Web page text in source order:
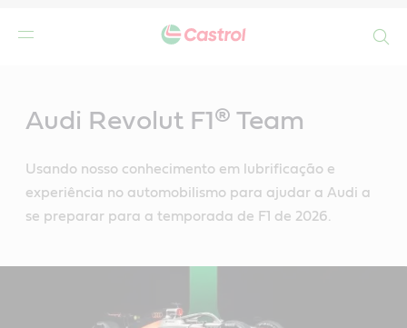
Audi Revolut F1® Team
Usando nosso conhecimento em lubrificação e
experiência no automobilismo para ajudar a Audi a
se preparar para a temporada de F1 de 2026.